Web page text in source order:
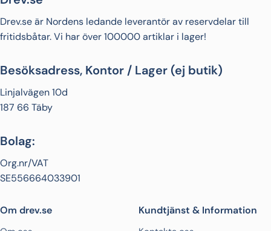
Drev.se är Nordens ledande leverantör av reservdelar till
fritidsbåtar. Vi har över 100000 artiklar i lager!
Besöksadress, Kontor / Lager (ej butik)
Linjalvägen 10d
187 66 Täby
Bolag:
Org.nr/VAT
SE556664033901
Om drev.se Kundtjänst & Information